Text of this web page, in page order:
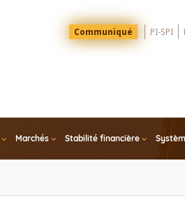
Menu
Top
Communiqué PI-SPI
Marchés Stabilité financière